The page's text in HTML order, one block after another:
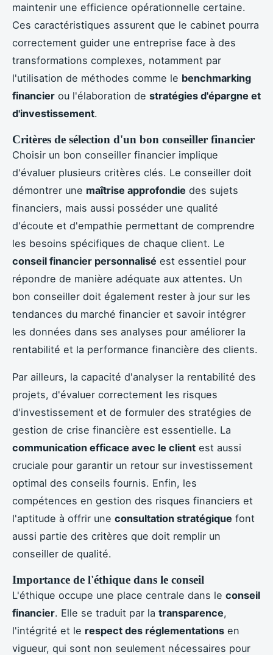
maintenir une efficience opérationnelle certaine.
Ces caractéristiques assurent que le cabinet pourra
correctement guider une entreprise face à des
transformations complexes, notamment par
l'utilisation de méthodes comme le benchmarking
financier ou l'élaboration de stratégies d'épargne et
d'investissement.
Critères de sélection d'un bon conseiller financier
Choisir un bon conseiller financier implique
d'évaluer plusieurs critères clés. Le conseiller doit
démontrer une maîtrise approfondie des sujets
financiers, mais aussi posséder une qualité
d'écoute et d'empathie permettant de comprendre
les besoins spécifiques de chaque client. Le
conseil financier personnalisé est essentiel pour
répondre de manière adéquate aux attentes. Un
bon conseiller doit également rester à jour sur les
tendances du marché financier et savoir intégrer
les données dans ses analyses pour améliorer la
rentabilité et la performance financière des clients.
Par ailleurs, la capacité d'analyser la rentabilité des
projets, d'évaluer correctement les risques
d'investissement et de formuler des stratégies de
gestion de crise financière est essentielle. La
communication efficace avec le client est aussi
cruciale pour garantir un retour sur investissement
optimal des conseils fournis. Enfin, les
compétences en gestion des risques financiers et
l'aptitude à offrir une consultation stratégique font
aussi partie des critères que doit remplir un
conseiller de qualité.
Importance de l'éthique dans le conseil
L'éthique occupe une place centrale dans le conseil
financier. Elle se traduit par la transparence,
l'intégrité et le respect des réglementations en
vigueur, qui sont non seulement nécessaires pour